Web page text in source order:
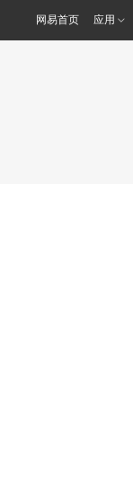
网易首页 应用